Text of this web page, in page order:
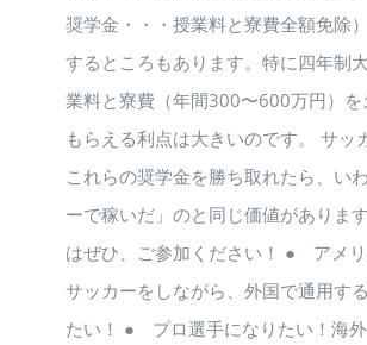
奨学金・・・授業料と寮費全額免除
するところもあります。特に四年制
業料と寮費（年間300〜600万円）を
もらえる利点は大きいのです。 サッ
これらの奨学金を勝ち取れたら、い
ーで稼いだ」のと同じ価値がありま
はぜひ、ご参加ください！ ● アメ
サッカーをしながら、外国で通用す
たい！ ● プロ選手になりたい！海